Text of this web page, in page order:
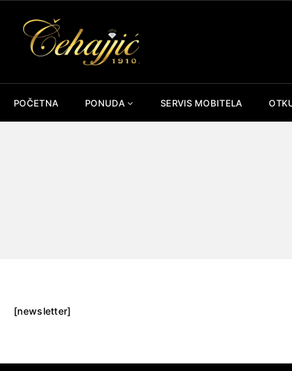
content
POČETNA PONUDA SERVIS MOBITELA
[newsletter]